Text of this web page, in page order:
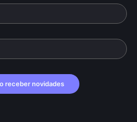
receber novidades